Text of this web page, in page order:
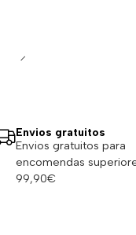
Envios gratuitos
Envios gratuitos para
encomendas
99,90€